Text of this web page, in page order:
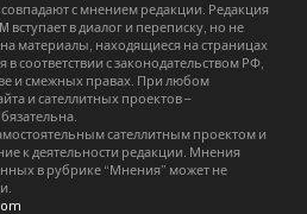
совпадают с мнением редакции. Редакция
в диалог и переписку, но не
на материалы, находящиеся на страницах
соответствии с законодательством РФ,
и смежных правах. При любом
и сателлитных проектов –
сателлитным проектом и
к деятельности редакции. Мнения
в рубрике “Мнения” может не